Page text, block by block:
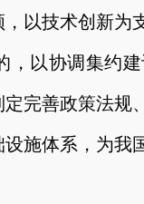
以技术创新
，以协调集约
完善政策法
施体系，为